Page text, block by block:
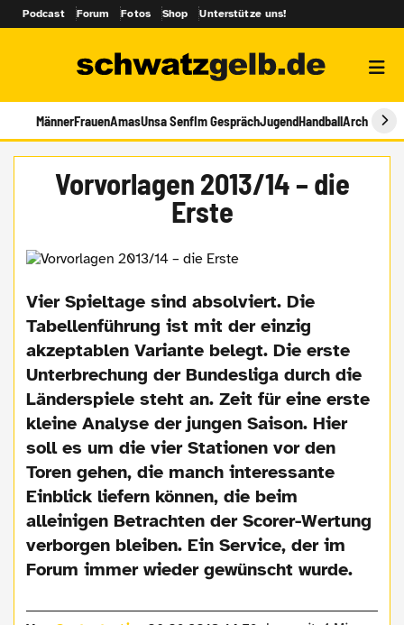
Podcast Forum Fotos Shop Unterstütze uns!
MännerFrauenAmasUnsa SenfIm GesprächJugendHandballArchiv
Vorvorlagen 2013/14 – die
Erste
Vier Spieltage sind absolviert. Die
Tabellenführung ist mit der einzig
akzeptablen Variante belegt. Die erste
Unterbrechung der Bundesliga durch die
Länderspiele steht an. Zeit für eine erste
kleine Analyse der jungen Saison. Hier
soll es um die vier Stationen vor den
Toren gehen, die manch interessante
Einblick liefern können, die beim
alleinigen Betrachten der Scorer-Wertung
verborgen bleiben. Ein Service, der im
Forum immer wieder gewünscht wurde.